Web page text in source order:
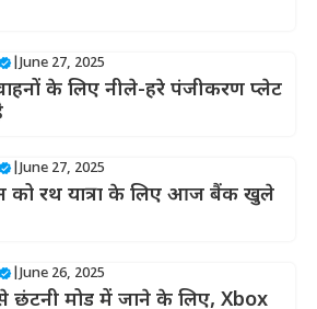
June 27, 2025
के लिए नीले-हरे पंजीकरण प्लेट
June 27, 2025
को रथ यात्रा के लिए आज बैंक खुले
June 26, 2025
छंटनी मोड में जाने के लिए, Xbox